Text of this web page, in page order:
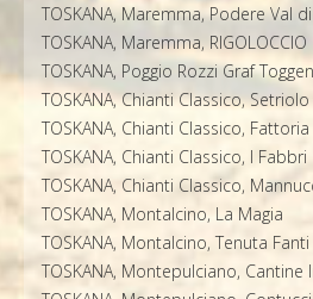
TOSKANA, Maremma, Podere Val
TOSKANA, Maremma, RIGOLOCCIO
TOSKANA, Poggio Rozzi Graf
TOSKANA, Chianti Classico, Setriolo
TOSKANA, Chianti Classico,
TOSKANA, Chianti Classico, I Fabbri
TOSKANA, Chianti Classico,
TOSKANA, Montalcino, La Magia
TOSKANA, Montalcino, Tenuta Fanti
TOSKANA, Montepulciano, Cantine